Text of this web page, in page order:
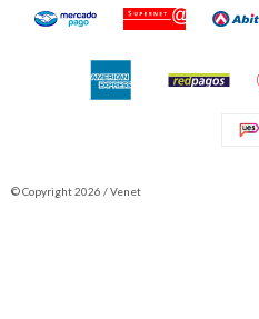
© Copyright 2026 / Venet